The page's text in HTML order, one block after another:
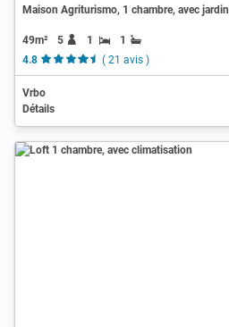
Maison Agriturismo, 1 chambre, avec jardin
49m² 5 1
1
4.8
( 21 avis )
Vrbo
Détails